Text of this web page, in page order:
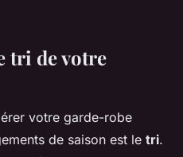
tri de votre
votre garde-robe
de saison est le tri.